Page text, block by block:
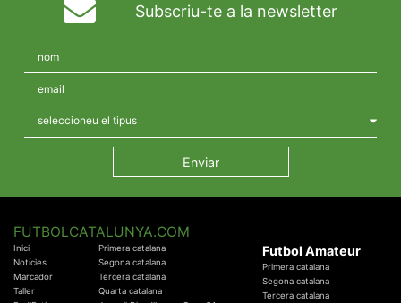
Subscriu-te a la newsletter
FUTBOLCATALUNYA.COM
Inici
Notícies
Marcador
Taller
Primera catalana
Segona catalana
Tercera catalana
Quarta catalana
Futbol Amateur
Primera catalana
Segona catalana
Tercera catalana